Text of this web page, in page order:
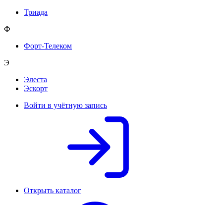
Триада
Ф
Форт-Телеком
Э
Элеста
Эскорт
Войти в учётную запись
Открыть каталог